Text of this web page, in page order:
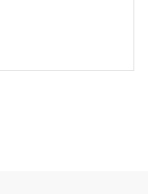
in huis